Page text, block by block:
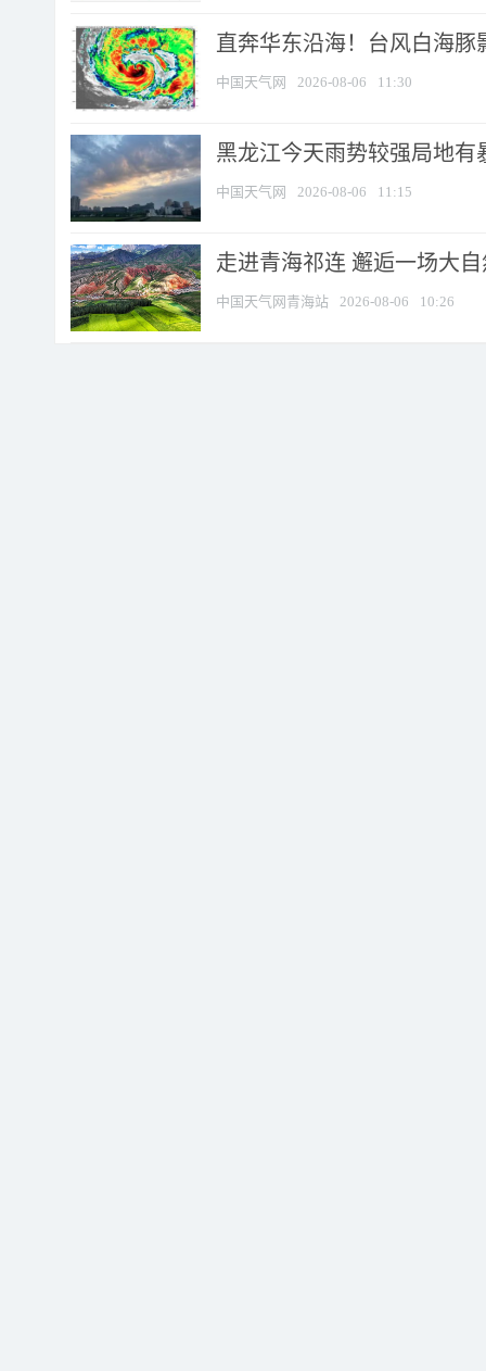
直奔华东沿海！台风白海豚
中国天气网 2026-08-06 11:30
黑龙江今天雨势较强局地有
中国天气网 2026-08-06 11:15
走进青海祁连 邂逅一场大
中国天气网青海站 2026-08-06 10:26